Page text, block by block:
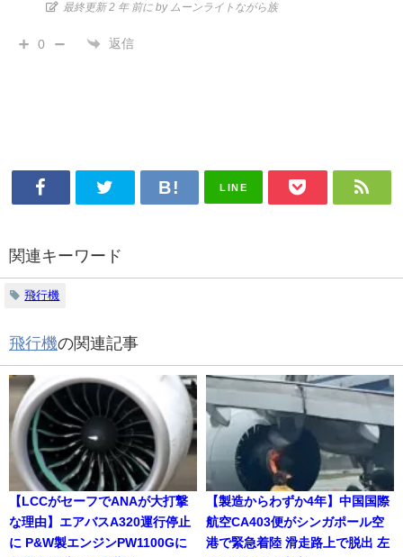
最終更新 2 年 前に by ムーンライトながら族
0 返信
LINE
関連キーワード
飛行機
飛行機の関連記事
【LCCがセーフでANAが大打撃
な理由】エアバスA320運行停止
に P&W製エンジンPW1100Gに
【製造からわずか4年】中国国際
航空CA403便がシンガポール空
港で緊急着陸 滑走路上で脱出 左